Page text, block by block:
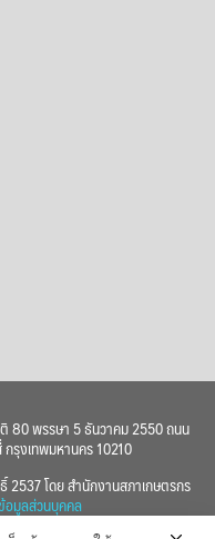
80 พรรษา 5 ธันวาคม 2550 ถนน
รุงเทพมหานคร 10210
โดย สำนักงานสภาเกษตรกร
อมูลส่วนบุคคล